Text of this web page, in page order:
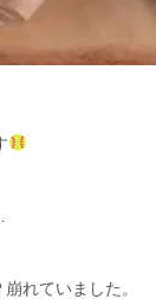
れていました。